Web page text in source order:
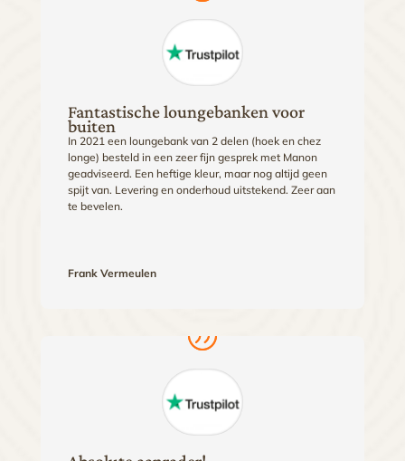
Fantastische loungebanken voor
buiten
In 2021 een loungebank van 2 delen (hoek en chez
longe) besteld in een zeer fijn gesprek met Manon
geadviseerd. Een heftige kleur, maar nog altijd geen
spijt van. Levering en onderhoud uitstekend. Zeer aan
te bevelen.
Frank Vermeulen